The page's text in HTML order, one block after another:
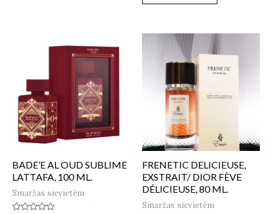
BADE’E AL OUD SUBLIME
LATTAFA, 100 ML.
Smaržas sievietēm
FRENETIC DELICIEUSE,
EXSTRAIT/ DIOR FÈVE
DÉLICIEUSE, 80 ML.
Smaržas sievietēm